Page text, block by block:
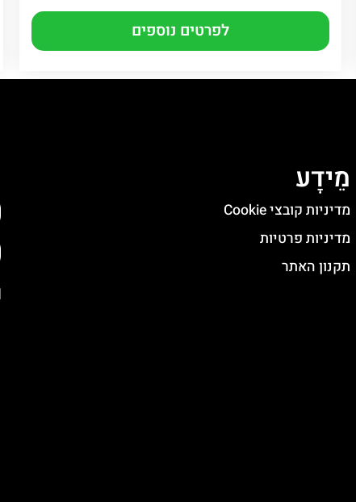
לפרטים נוספים
מֵידָע
מדיניות קובצי Cookie
מדיניות פרטיות
תקנון האתר